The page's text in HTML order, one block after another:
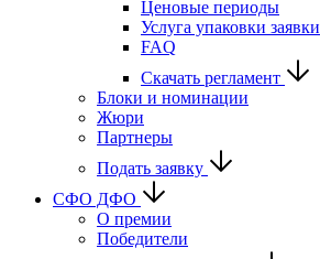
Ценовые периоды
Услуга упаковки заявки
FAQ
Скачать регламент
Блоки и номинации
Жюри
Партнеры
Подать заявку
CФО ДФО
О премии
Победители